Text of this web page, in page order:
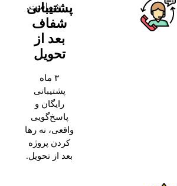
شماست.
پشتیبانی
شفاف
بعد از
تحویل
۳ ماه
پشتیبانی
رایگان و
پاسخ‌گویی
واقعی، نه رها
کردن پروژه
بعد از تحویل.